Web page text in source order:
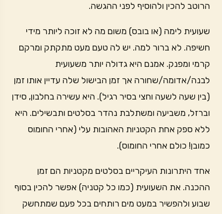
הרוטב להכין ולהוסיף לפני ההגשה.
שעועית לימה (או בובס) משום מה לא זוכה ליותר מידי
חשיפה. לא ברור למה. יש לה טעם מעט מתקתק ומרקם
קרמי ומפנק. אמנם היא גדולה יותר משעועית
לבנה/אדומה/שחורה אך זמן הבישול שלה עדיין אותו זמן
(בין שעה לשעה וחצי בסיר רגיל). היא עשירה בחלבון, סידן
וברזל, משביעה ומשתלבת נהדר בסלטים ותבשילים. היא
ללא ספק אחת הקטניות האהובות עלי (אחרי החומוס
כמובן! כולם אחרי החומוס).
אחד היתרונות העיקריים בסלטים מקטניות הם זמן
ההכנה. את השעועית (כמו כל קטניה) אפשר להכין בסוף
שבוע ולהפשיר במעט מים רותחים בכל פעם שמתחשק